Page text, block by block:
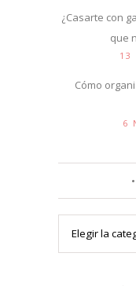
¿Casarte con
que
13
Cómo
6